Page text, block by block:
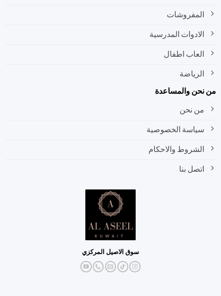
المفروشات
الادوات المدرسية
العاب اطفال
الرياضة
والمساعدة
من نحن
سياسة الخصوصية
الشروط والاحكام
اتصل بنا
سوق الاصيل المركزي